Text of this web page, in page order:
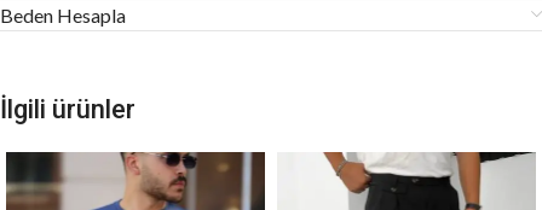
Beden Hesapla
İlgili ürünler